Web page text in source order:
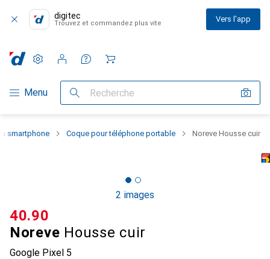
digitec
Trouvez et commandez plus vite Vers l'app
Navigation par catégorie
Menu Recherche
Paramètres
Compte client
Listes de comparaison
Listes d'envies
Panier
smartphone Coque pour téléphone portable Noreve Housse cuir
2 images
Noreve Housse cuir
Google Pixel 5
CHF
40.90